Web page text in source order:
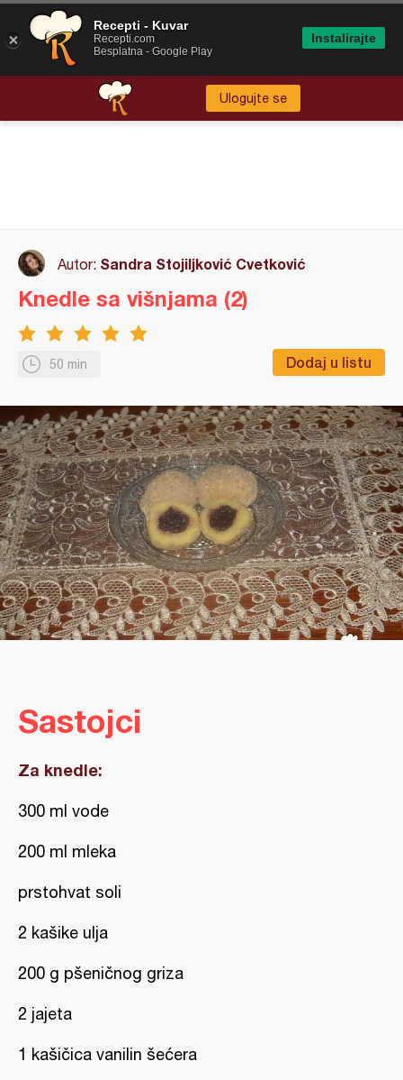
Ulogujte se
Autor: Sandra Stojiljković Cvetković
50 min Dodaj u listu
Knedle sa višnjama (2)
Sastojci
Za knedle:
300 ml vode
200 ml mleka
prstohvat soli
2 kašike ulja
200 g pšeničnog griza
2 jajeta
1 kašičica vanilin šećera
Recepti - Kuvar
Recepti.com
Besplatna - Google Play
Instalirajte